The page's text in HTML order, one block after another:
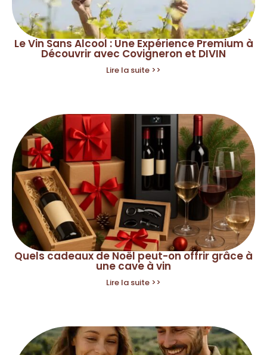
Le Vin Sans Alcool : Une Expérience Premium à
Découvrir avec Covigneron et DIVIN
Lire la suite >>
Quels cadeaux de Noël peut-on offrir grâce à
une cave à vin
Lire la suite >>